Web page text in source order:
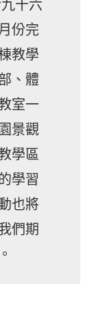
十六
份完
教學
、體
室一
景觀
學區
學習
也將
們期